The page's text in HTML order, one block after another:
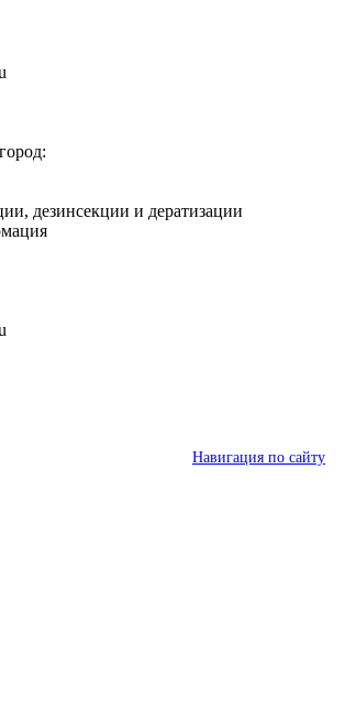
дезинсекции и дератизации
Навигация по сайту